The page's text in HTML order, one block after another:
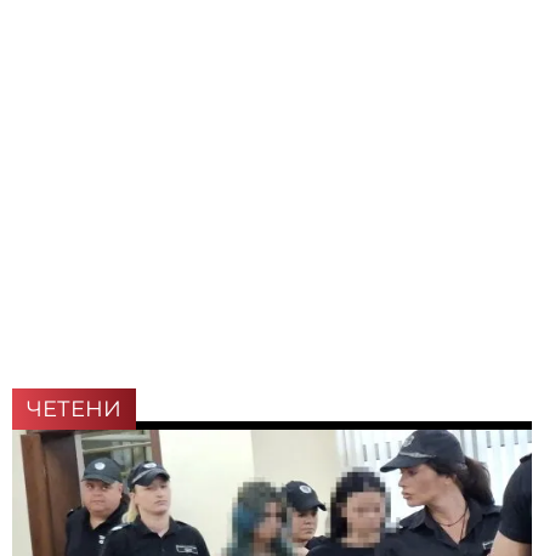
ЧЕТЕНИ